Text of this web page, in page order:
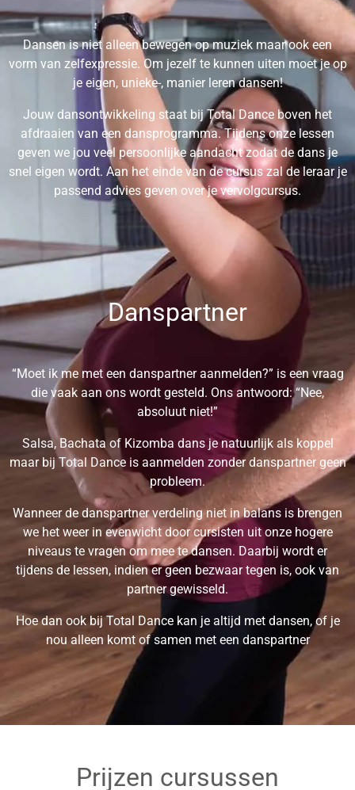
Dansen is niet alleen bewegen op muziek maar ook een
vorm van zelfexpressie. Om jezelf te kunnen uiten moet je op
je eigen, unieke-, manier leren dansen!
Jouw dansontwikkeling staat bij Total Dance boven het
afdraaien van een dansprogramma. Tijdens onze lessen
geven we jou veel persoonlijke aandacht zodat de dans je
snel eigen wordt. Aan het einde van de cursus zal de leraar je
passend advies geven over je vervolgcursus.
Danspartner
“Moet ik me met een danspartner aanmelden?” is een vraag
die vaak aan ons wordt gesteld. Ons antwoord: “Nee,
absoluut niet!”
Salsa, Bachata of Kizomba dans je natuurlijk als koppel
maar bij Total Dance is aanmelden zonder danspartner geen
probleem.
Wanneer de danspartner verdeling niet in balans is brengen
we het weer in evenwicht door cursisten uit onze hogere
niveaus te vragen om mee te dansen. Daarbij wordt er
tijdens de lessen, indien er geen bezwaar tegen is, ook van
partner gewisseld.
Hoe dan ook bij Total Dance kan je altijd met dansen, of je
nou alleen komt of samen met een danspartner
Prijzen cursussen